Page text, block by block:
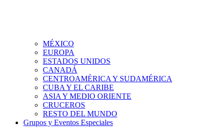
MÉXICO
EUROPA
ESTADOS UNIDOS
CANADÁ
CENTROAMÉRICA Y SUDAMÉRICA
CUBA Y EL CARIBE
ASIA Y MEDIO ORIENTE
CRUCEROS
RESTO DEL MUNDO
Grupos y Eventos Especiales